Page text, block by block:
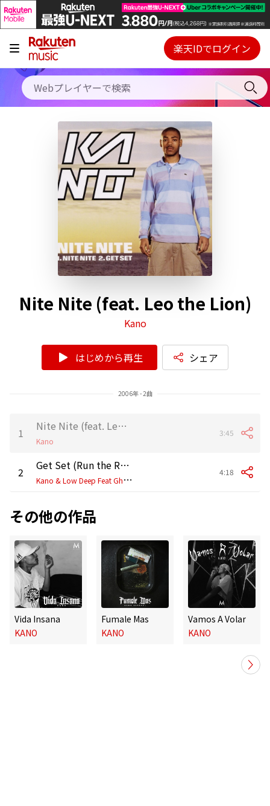
キャンペーン
料金プラン
使い方
初回30日間無料お試し
Webプレイヤー
ご契約内容の確認・変更
楽天IDでログイン
Nite Nite (feat. Leo the Lion)
Kano
はじめから再生 シェア
2006年 - 2曲
1 Nite Nite (feat. Leo the Lion) [Radio Edit]
Kano
3:45
2
Get Set (Run the Road Edition) [feat. Ghetto, Big Seac, Demon & Doctor]
K
ano & Low Deep Feat Ghetto, Big Seac, Demon & Doctor
4:18
その他の作品
Vida Insana
KANO
Fumale Mas
KANO
Vamos A Volar
KANO